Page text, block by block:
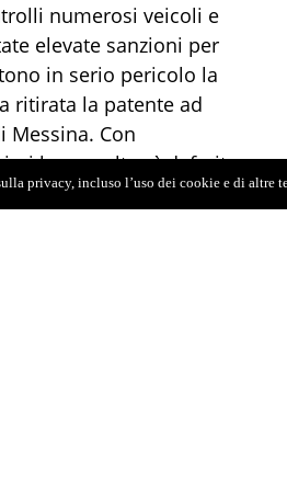
numerosi veicoli e
elevate sanzioni per
in serio pericolo la
ritirata la patente ad
Messina. Con
hanno altresì deferito
una per aver esibito una
privacy, incluso l’uso dei cookie e di altre